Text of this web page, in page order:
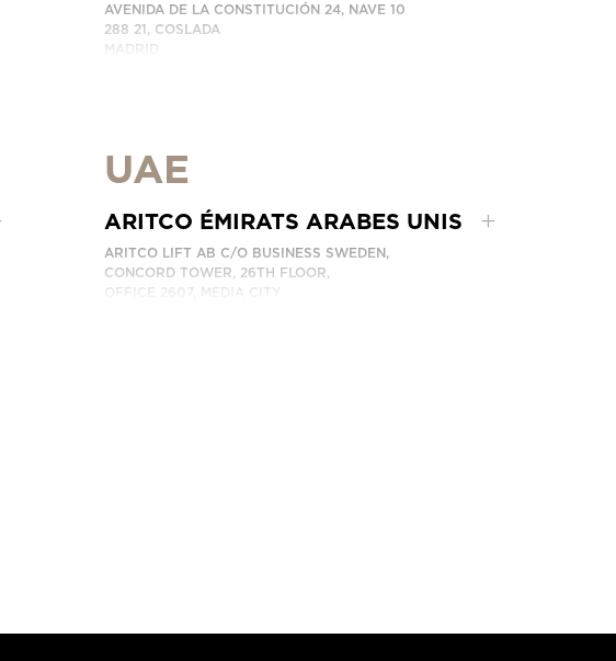
AVENIDA DE LA CONSTITUCIÓN 24, NAVE 10
288 21, COSLADA
MADRID
UAE
ARITCO ÉMIRATS ARABES UNIS
ARITCO LIFT AB C/O BUSINESS SWEDEN,
CONCORD TOWER, 26TH FLOOR,
OFFICE 2607, MEDIA CITY